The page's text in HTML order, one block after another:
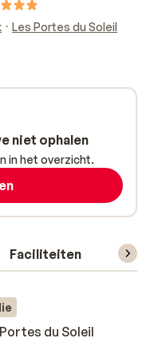
Les Portes du Soleil
Faciliteiten
du Soleil
niet ophalen
in het overzicht.